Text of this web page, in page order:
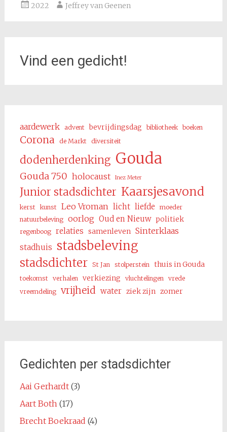
2022 Jeffrey van Geenen
Vind een gedicht!
aardewerk advent bevrijdingsdag bibliotheek boeken
Corona de Markt diversiteit
dodenherdenking Gouda
Gouda 750 holocaust Inez Meter
Junior stadsdichter Kaarsjesavond
kerst kunst Leo Vroman licht liefde
moeder
natuurbeleving
oorlog Oud en Nieuw politiek
regenboog relaties samenleven Sinterklaas
stadhuis stadsbeleving
stadsdichter St Jan stolperstein thuis in Gouda
toekomst verhalen verkiezing vluchtelingen
vrede
vreemdeling
vrijheid water ziek zijn zomer
Gedichten per stadsdichter
Aai Gerhardt(3)
Aart Both (17)
Brecht Boekraad (4)